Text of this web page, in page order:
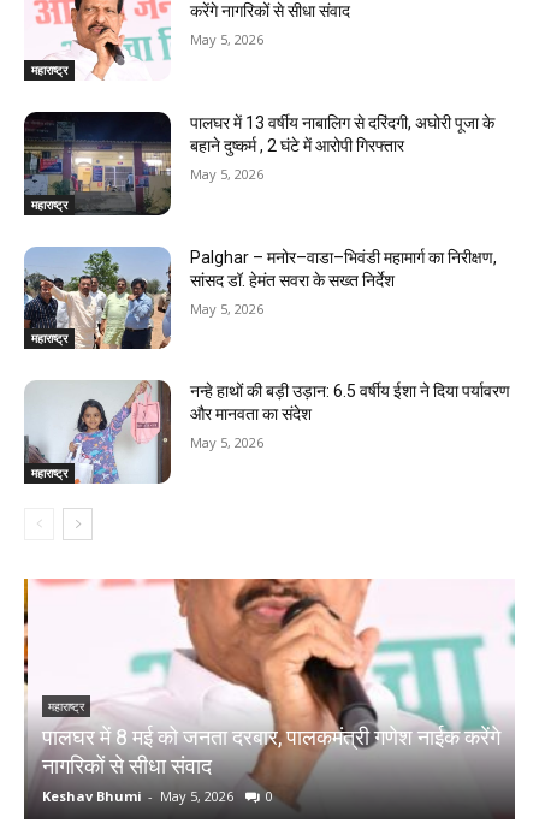
महाराष्ट्र
करेंगे नागरिकों से सीधा संवाद
May 5, 2026
महाराष्ट्र
पालघर में 13 वर्षीय नाबालिग से दरिंदगी, अघोरी पूजा के
बहाने दुष्कर्म , 2 घंटे में आरोपी गिरफ्तार
May 5, 2026
महाराष्ट्र
Palghar – मनोर–वाडा–भिवंडी महामार्ग का निरीक्षण,
सांसद डॉ. हेमंत सवरा के सख्त निर्देश
May 5, 2026
महाराष्ट्र
नन्हे हाथों की बड़ी उड़ान: 6.5 वर्षीय ईशा ने दिया पर्यावरण
और मानवता का संदेश
May 5, 2026
महाराष्ट्र
पालघर में 8 मई को जनता दरबार, पालकमंत्री गणेश नाईक करेंगे
नागरिकों से सीधा संवाद
Keshav Bhumi - May 5, 2026 0